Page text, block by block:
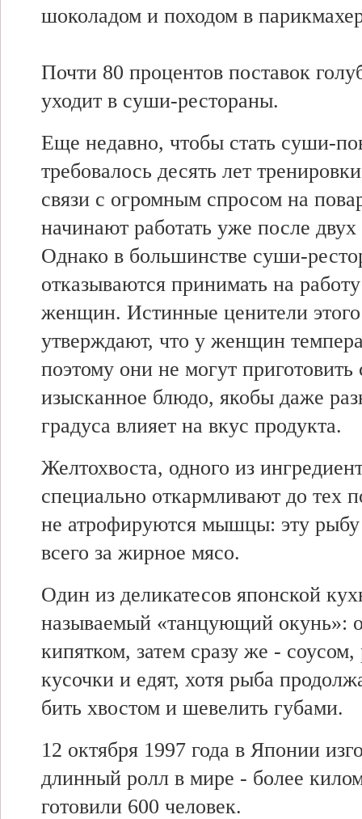
шоколадом и походом в
Почти 80 процентов поставок
уходит в суши-рестораны.
Еще недавно, чтобы стать суши-
требовалось десять лет
связи с огромным спросом на
начинают работать уже после
Однако в большинстве суши-
отказываются принимать на
женщин. Истинные ценители
утверждают, что у женщин
поэтому они не могут приготовить
изысканное блюдо, якобы даже
градуса влияет на вкус продукта.
Желтохвоста, одного из
специально откармливают до тех
не атрофируются мышцы: эту
всего за жирное мясо.
Один из деликатесов японской
называемый «танцующий окунь»:
кипятком, затем сразу же -
кусочки и едят, хотя рыба
бить хвостом и шевелить губами.
12 октября 1997 года в Японии
длинный ролл в мире - более
готовили 600 человек.